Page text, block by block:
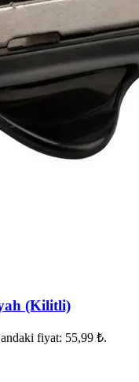
(Kilitli)
fiyat: 55,99 ₺.